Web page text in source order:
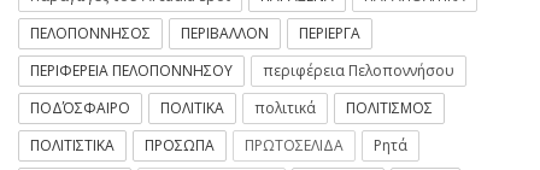
ΠΕΛΟΠΟΝΝΗΣΟΣ
ΠΕΡΙΒΑΛΛΟΝ
ΠΕΡΙΕΡΓΑ
ΠΕΡΙΦΕΡΕΙΑ ΠΕΛΟΠΟΝΝΗΣΟΥ
περιφέρεια Πελοποννήσου
ΠΟΔΌΣΦΑΙΡΟ
ΠΟΛΙΤΙΚΑ πολιτικά
ΠΟΛΙΤΙΣΜΟΣ
ΠΟΛΙΤΙΣΤΙΚΑ
ΠΡΟΣΩΠΑ ΠΡΩΤΟΣΕΛΙΔΑ
Ρητά